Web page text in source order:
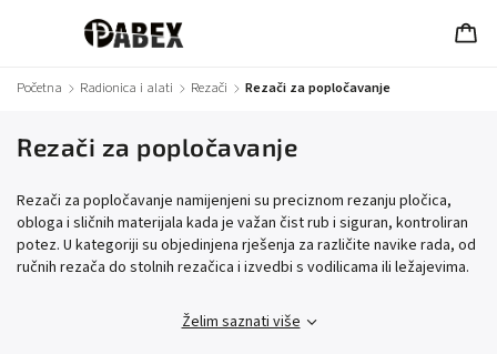
Početna / Radionica i alati / Rezači / Rezači za popločavanje
Rezači za popločavanje
Rezači za popločavanje namijenjeni su preciznom rezanju pločica,
obloga i sličnih materijala kada je važan čist rub i siguran, kontroliran
potez. U kategoriji su objedinjena rješenja za različite navike rada, od
ručnih rezača do stolnih rezačica i izvedbi s vodilicama ili ležajevima.
Želim saznati više